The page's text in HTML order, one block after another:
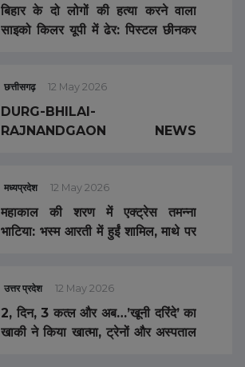
बिहार के दो लोगों की हत्या करने वाला
साइको किलर यूपी में ढेर: पिस्टल छीनकर
छत्तीसगढ़ 12 May 2026
DURG-BHILAI-
RAJNANDGAON NEWS
की हत्या का आरोपी गिरफ्तार… बुजुर्ग ने
फांसी लगाकर की आत्महत्या… ग्राम
पंचायत सचिव को हटाने की मांग
मध्यप्रदेश 12 May 2026
महाकाल की शरण में एक्ट्रेस तमन्ना
भाटिया: भस्म आरती में हुईं शामिल, माथे पर
उत्तर प्रदेश 12 May 2026
2, दिन, 3 कत्ल और अब…’खूनी दरिंदे’ का
खाकी ने किया खात्मा, ट्रेनों और अस्पताल